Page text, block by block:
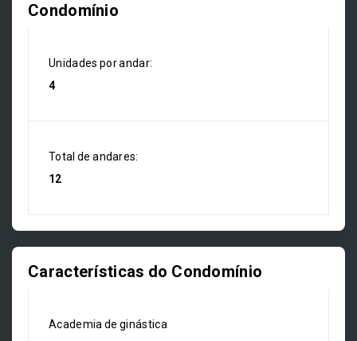
Condomínio
Unidades por andar:
4
Total de andares:
12
Características do Condomínio
Academia de ginástica